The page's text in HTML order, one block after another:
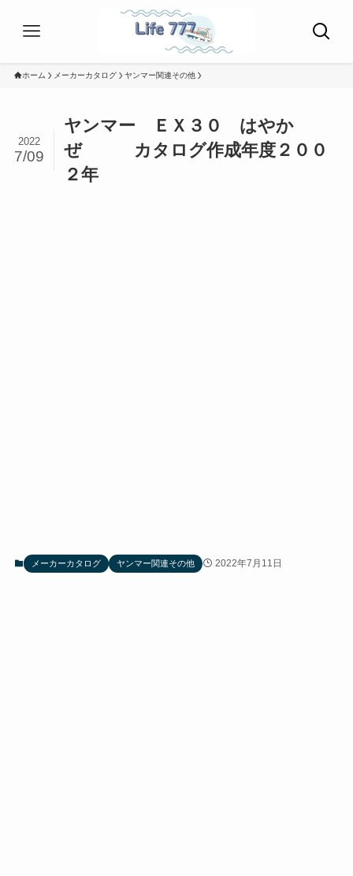
ホーム メーカーカタログ ヤンマー関連その他
ヤンマー ＥＸ３０ はやか
ぜ カタログ作成年度２００
２年
2022
7/09
メーカーカタログ ヤンマー関連その他 2022年7月11日